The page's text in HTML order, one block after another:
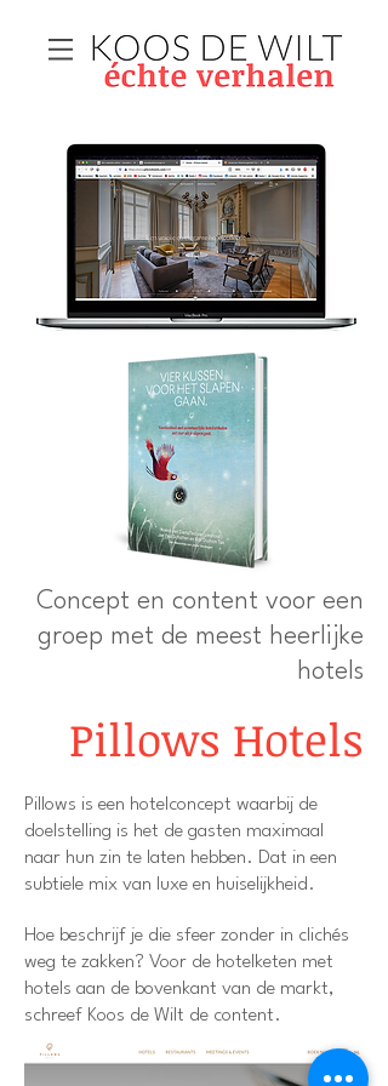
Concept en content voor een
groep met de meest heerlijke
hotels
Pillows Hotels
Pillows is een hotelconcept waarbij de
doelstelling is het de gasten maximaal
naar hun zin te laten hebben. Dat in een
subtiele mix van luxe en huiselijkheid.
Hoe beschrijf je die sfeer zonder in clichés
weg te zakken? Voor de hotelketen met
hotels aan de bovenkant van de markt,
schreef Koos de Wilt de content.